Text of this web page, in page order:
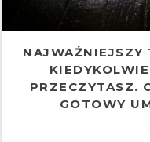
NAJWAŻNIEJSZY
PRZECZYTASZ.
GOTOWY